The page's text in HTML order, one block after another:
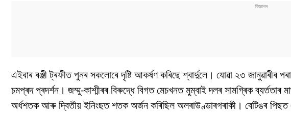
এইবাৰ ৰঞ্জী ট্ৰফীত পুনৰ সকলোৰে দৃষ্টি আকৰ্ষণ কৰিছে শ্বাৰ্দুলে। যোৱা ২৩ জানুৱাৰীৰ
চমপ্ৰদ প্ৰদৰ্শন। জম্মু-কাশ্মীৰৰ বিৰুদ্ধে বিগত মেচখনত মুম্বাই দলৰ সামগ্ৰিক
অৰ্ধশতক আৰু দ্বিতীয় ইনিংছত শতক অৰ্জন কৰিছিল অলৰাউণ্ডাৰগৰাকী। বেটিঙৰ পিছত